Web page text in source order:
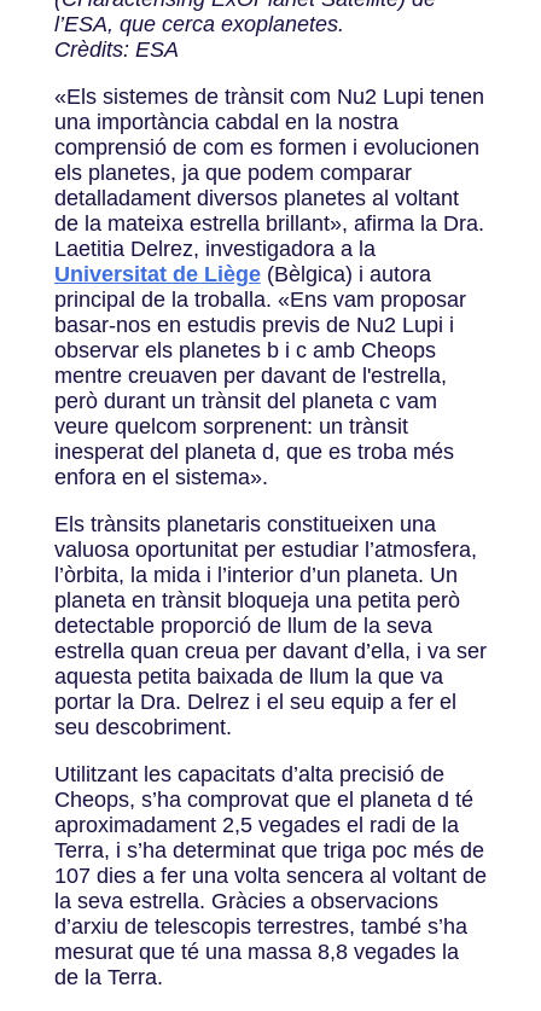
l’ESA, que cerca exoplanetes.
Crèdits: ESA
«Els sistemes de trànsit com Nu2 Lupi tenen
una importància cabdal en la nostra
comprensió de com es formen i evolucionen
els planetes, ja que podem comparar
detalladament diversos planetes al voltant
de la mateixa estrella brillant», afirma la Dra.
Laetitia Delrez, investigadora a la
Universitat de Liège(Bèlgica) i autora
principal de la troballa. «Ens vam proposar
basar-nos en estudis previs de Nu2 Lupi i
observar els planetes b i c amb Cheops
mentre creuaven per davant de l'estrella,
però durant un trànsit del planeta c vam
veure quelcom sorprenent: un trànsit
inesperat del planeta d, que es troba més
enfora en el sistema».
Els trànsits planetaris constitueixen una
valuosa oportunitat per estudiar l’atmosfera,
l’òrbita, la mida i l’interior d’un planeta. Un
planeta en trànsit bloqueja una petita però
detectable proporció de llum de la seva
estrella quan creua per davant d’ella, i va ser
aquesta petita baixada de llum la que va
portar la Dra. Delrez i el seu equip a fer el
seu descobriment.
Utilitzant les capacitats d’alta precisió de
Cheops, s’ha comprovat que el planeta d té
aproximadament 2,5 vegades el radi de la
Terra, i s’ha determinat que triga poc més de
107 dies a fer una volta sencera al voltant de
la seva estrella. Gràcies a observacions
d’arxiu de telescopis terrestres, també s’ha
mesurat que té una massa 8,8 vegades la
de la Terra.